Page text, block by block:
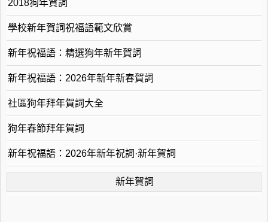
2018狗年賀詞
學校新年賀詞祝福語範文欣賞
新年祝福語：精選狗年新年賀詞
新年祝福語：2026年新年新春賀詞
社區狗年拜年賀詞大全
狗年春節拜年賀詞
新年祝福語：2026年新年祝詞·新年賀詞
新年賀詞